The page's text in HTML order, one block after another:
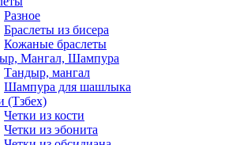
Разное
Браслеты из бисера
Кожаные браслеты
Мангал, Шампура
Тандыр, мангал
Шампура для шашлыка
(Тзбех)
Четки из кости
Четки из эбонита